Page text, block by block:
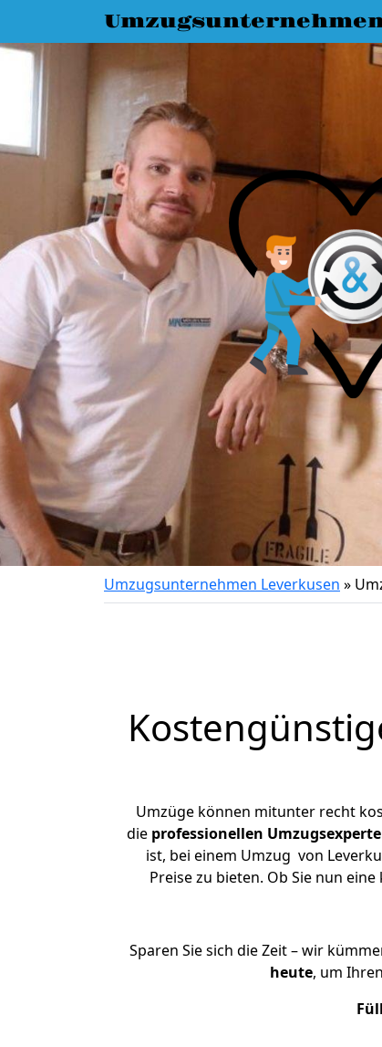
Umzugsunternehmen Leverkusen »
Umzüge können mitunter recht
die professionellen
ist, bei einem Umzug von
Preise zu bieten. Ob Sie nun
Sparen Sie sich die Zeit – wir
heute, um